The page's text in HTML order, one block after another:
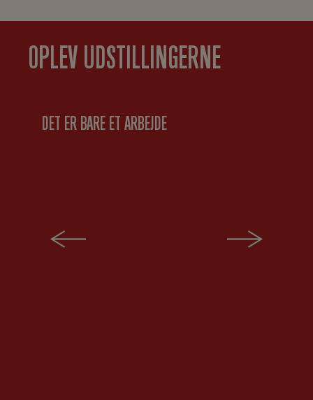
OPLEV UDSTILLINGERNE
DET ER BARE ET ARBEJDE